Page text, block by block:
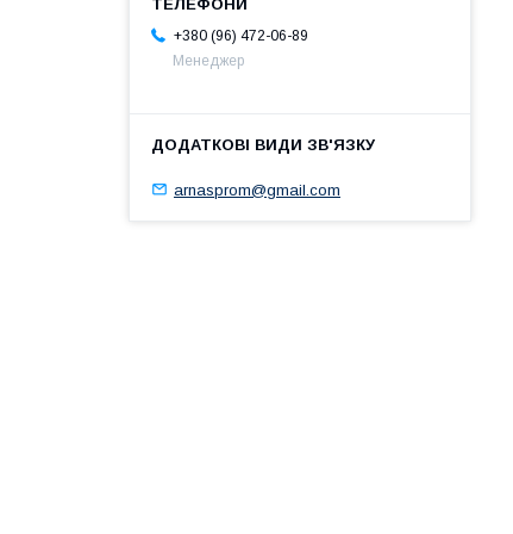
+380 (96) 472-06-89
Менеджер
arnasprom@gmail.com